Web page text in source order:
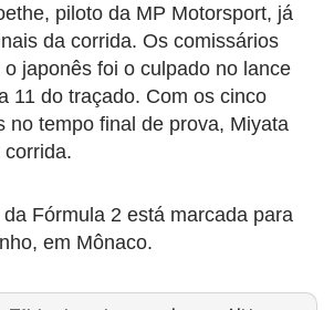
piloto da MP Motorsport, já
da corrida. Os comissários
japonês foi o culpado no lance
11 do traçado. Com os cinco
no tempo final de prova, Miyata
corrida.
Fórmula 2 está marcada para
em Mônaco.